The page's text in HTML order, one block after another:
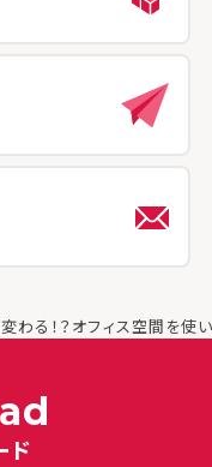
わる！？オフィス空間を
ド